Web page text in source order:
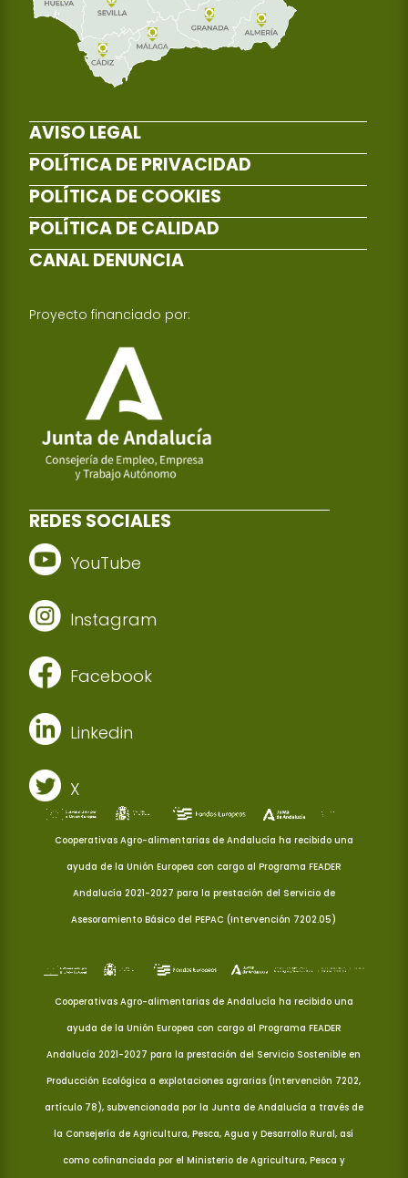
AVISO LEGAL
POLÍTICA DE PRIVACIDAD
POLÍTICA DE COOKIES
POLÍTICA DE CALIDAD
CANAL DENUNCIA
Proyecto financiado por:
REDES SOCIALES
YouTube
Instagram
Facebook
Linkedin
X
Cooperativas Agro-alimentarias de Andalucía ha recibido una
ayuda de la Unión Europea con cargo al Programa FEADER
Andalucía 2021-2027 para la prestación del Servicio de
Asesoramiento Básico del PEPAC (Intervención 7202.05)
Cooperativas Agro-alimentarias de Andalucía ha recibido una
ayuda de la Unión Europea con cargo al Programa FEADER
Andalucía 2021-2027 para la prestación del Servicio Sostenible en
Producción Ecológica a explotaciones agrarias (Intervención 7202,
artículo 78), subvencionada por la Junta de Andalucía a través de
la Consejería de Agricultura, Pesca, Agua y Desarrollo Rural, así
como cofinanciada por el Ministerio de Agricultura, Pesca y